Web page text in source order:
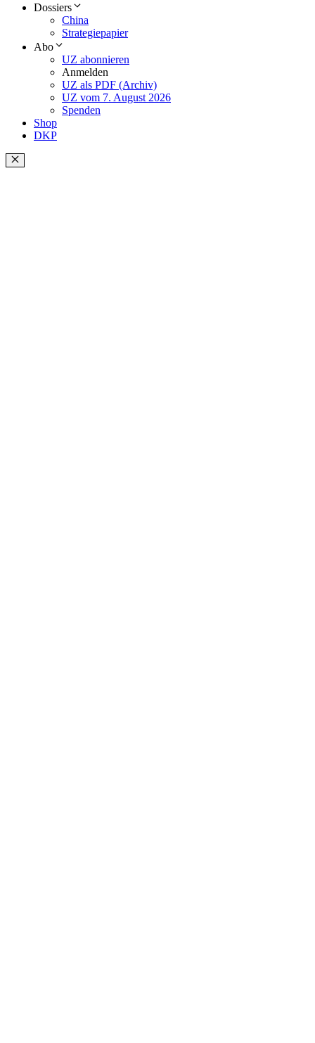
Dossiers
China
Strategiepapier
Abo
UZ abonnieren
Anmelden
UZ als PDF (Archiv)
UZ vom 7. August 2026
Spenden
Shop
DKP
Schließen